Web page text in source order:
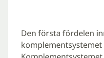
Den första fördelen
komplementsystemet